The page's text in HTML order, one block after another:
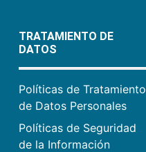
TRATAMIENTO DE
DATOS
Políticas de Tratamiento
de Datos Personales
Políticas de Seguridad
de la Información